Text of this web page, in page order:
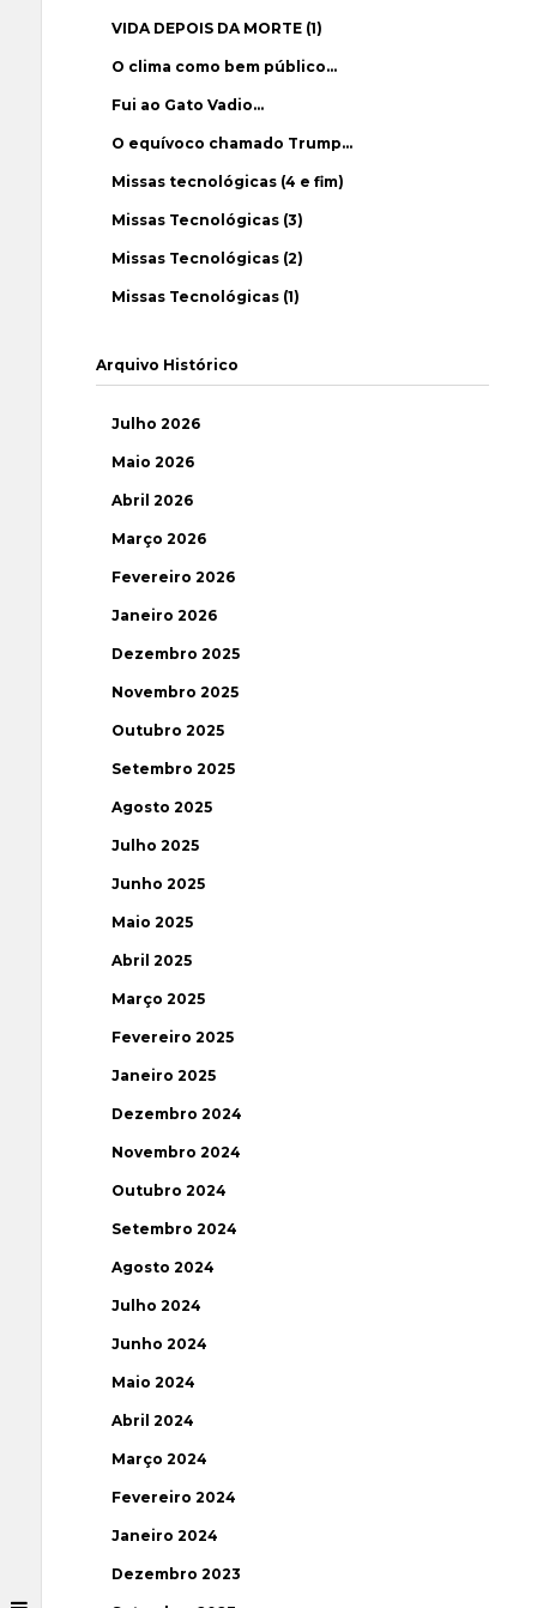
VIDA DEPOIS DA MORTE (1)
O clima como bem público…
Fui ao Gato Vadio…
O equívoco chamado Trump…
Missas tecnológicas (4 e fim)
Missas Tecnológicas (3)
Missas Tecnológicas (2)
Missas Tecnológicas (1)
Arquivo Histórico
Julho 2026
Maio 2026
Abril 2026
Março 2026
Fevereiro 2026
Janeiro 2026
Dezembro 2025
Novembro 2025
Outubro 2025
Setembro 2025
Agosto 2025
Julho 2025
Junho 2025
Maio 2025
Abril 2025
Março 2025
Fevereiro 2025
Janeiro 2025
Dezembro 2024
Novembro 2024
Outubro 2024
Setembro 2024
Agosto 2024
Julho 2024
Junho 2024
Maio 2024
Abril 2024
Março 2024
Fevereiro 2024
Janeiro 2024
Dezembro 2023